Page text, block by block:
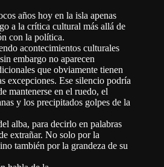
años hoy en la isla apenas
a la crítica cultural más allá de
con la política.
acontecimientos culturales
embargo no aparecen
que obviamente tienen
excepciones. Ese silencio podría
mantenerse en el ruedo, el
y los precipitados golpes de la
alba, para decirlo en palabras
extrañar. No solo por la
también por la grandeza de su